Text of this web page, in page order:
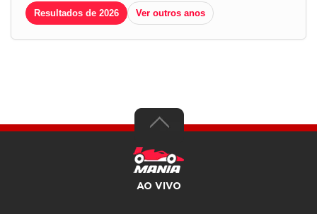
Resultados de 2026 Ver outros anos
AO VIVO